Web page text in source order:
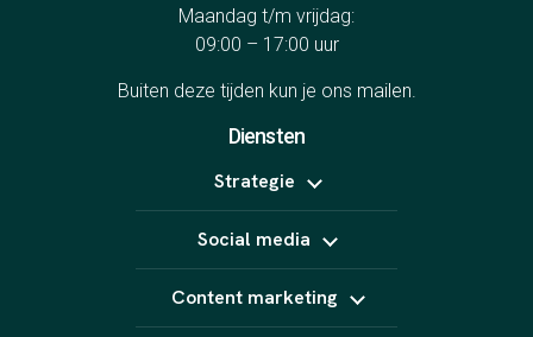
Maandag t/m vrijdag:
09:00 – 17:00 uur
Buiten deze tijden kun je ons mailen
Diensten
Strategie
Online marketing uitbesteden
B2B marketing
Content strategie
Social media
LinkedIn Ads
TikTok Ads
Content marketing